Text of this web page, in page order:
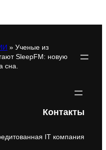
» Ученые из
SleepFM: новую
сна.
Контакты
IT компания